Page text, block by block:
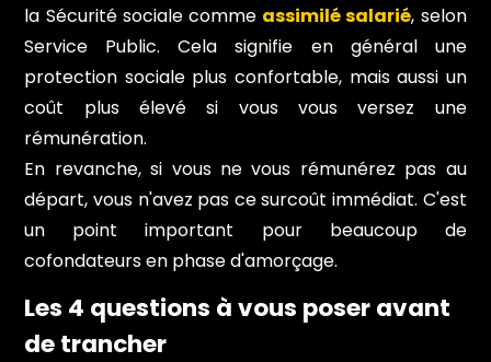
la Sécurité sociale comme assimilé salarié, selon
Service Public. Cela signifie en général une
protection sociale plus confortable, mais aussi un
coût plus élevé si vous vous versez une
rémunération.
En revanche, si vous ne vous rémunérez pas au
départ, vous n'avez pas ce surcoût immédiat. C'est
un point important pour beaucoup de
cofondateurs en phase d'amorçage.
Les 4 questions à vous poser avant
de trancher